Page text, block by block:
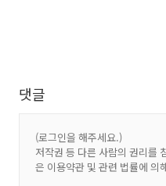
댓글